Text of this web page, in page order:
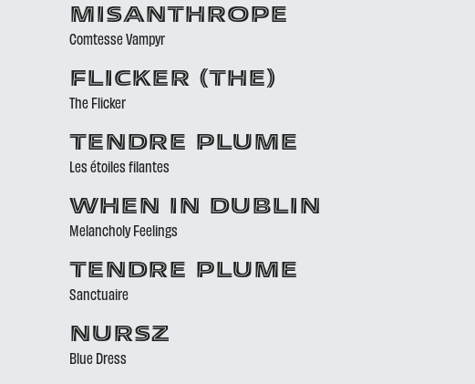
MISANTHROPE
Comtesse Vampyr
FLICKER (THE)
The Flicker
TENDRE PLUME
Les étoiles filantes
WHEN IN DUBLIN
Melancholy Feelings
TENDRE PLUME
Sanctuaire
NURSZ
Blue Dress